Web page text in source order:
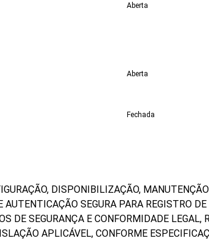
Aberta
Aberta
Fechada
DISPONIBILIZAÇÃO,
SEGURA PARA REGISTRO
SEGURANÇA E CONFORMIDADE LEGAL,
APLICÁVEL, CONFORME